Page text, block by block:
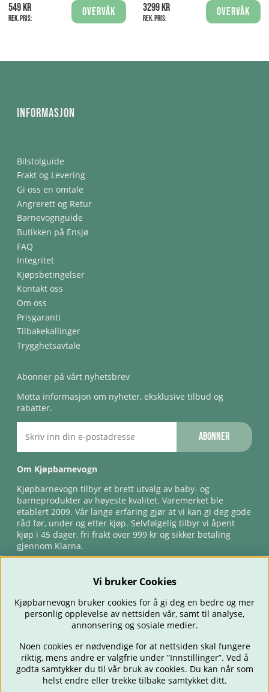
549 kr
Rek. pris:
Overvåk
3299 kr
Rek. pris:
Overvåk
Informasjon
Bilstolguide
Frakt og Levering
Gi oss en omtale
Angrerett og Retur
Barnevognguide
Butikken på Ensjø
FAQ
Integritet
Kjøpsbetingelser
Kontakt oss
Om oss
Prisgaranti
Tilbakekallinger
Trygghetsavtale
Abonner på vårt nyhetsbrev
Motta informasjon om nyheter, eksklusive tilbud og
rabatter.
Abonner
Om Kjøpbarnevogn
Kjøpbarnevogn tilbyr et brett utvalg av baby- og
barneprodukter av høyeste kvalitet. Varemerket ble
etablert 2009. Vår lange erfaring gjør at vi kan gi deg gode
råd før, under og etter kjøp. Selvfølgelig tilbyr vi åpent
kjøp i 45 dager, fri frakt over 999 kr og sikker betaling
gjennom Klarna.
BARNEVOGNER BILSTOLER BABY SPISE & MATE
REISE
FORELDRE
BARNEROMMET LEKER TILBUD
OUTLET
Vi bruker Cookies
Kjøpbarnevogn bruker cookies for å gi deg en bedre og mer
personlig opplevelse av nettsiden vår, samt til analyse,
annonsering og sosiale medier.
Noen cookies er nødvendige for at nettsiden skal fungere
riktig, mens andre er valgfrie under ”Innstillinger”. Ved å
godta samtykker du til vår bruk av cookies. Du kan når som
helst endre eller trekke tilbake samtykket ditt.